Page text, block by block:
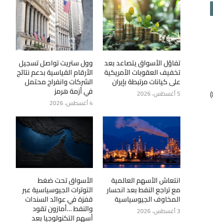
DXY أغلق جلسة الثلاثاء عند (89.49) مرتفعًا (+0.1%) مع نطاق حركة (89.66 – 89.26). جلسة اليوم (+0.09%) (89.57)
تفاؤل الأسواق يتصاعد بعد
تخفيف العقوبات الأمريكية
على كيانات مرتبطة بإيران
5 أغسطس، 2026
وول ستريت تواصل تسجيل
الأرقام القياسية بدعم نتائج
الشركات وانفراج محتمل
في أزمة هرمز
4 أغسطس، 2026
انتعاش الأسهم العالمية
مع تراجع النفط بعد انحسار
المخاوف الجيوسياسية
3 أغسطس، 2026
الأسواق تحت ضغط
التوترات الجيوسياسية عبر
قفزة في عوائد السندات
والنفط …أمازون تقود
أسهم التكنولوجيا بعد